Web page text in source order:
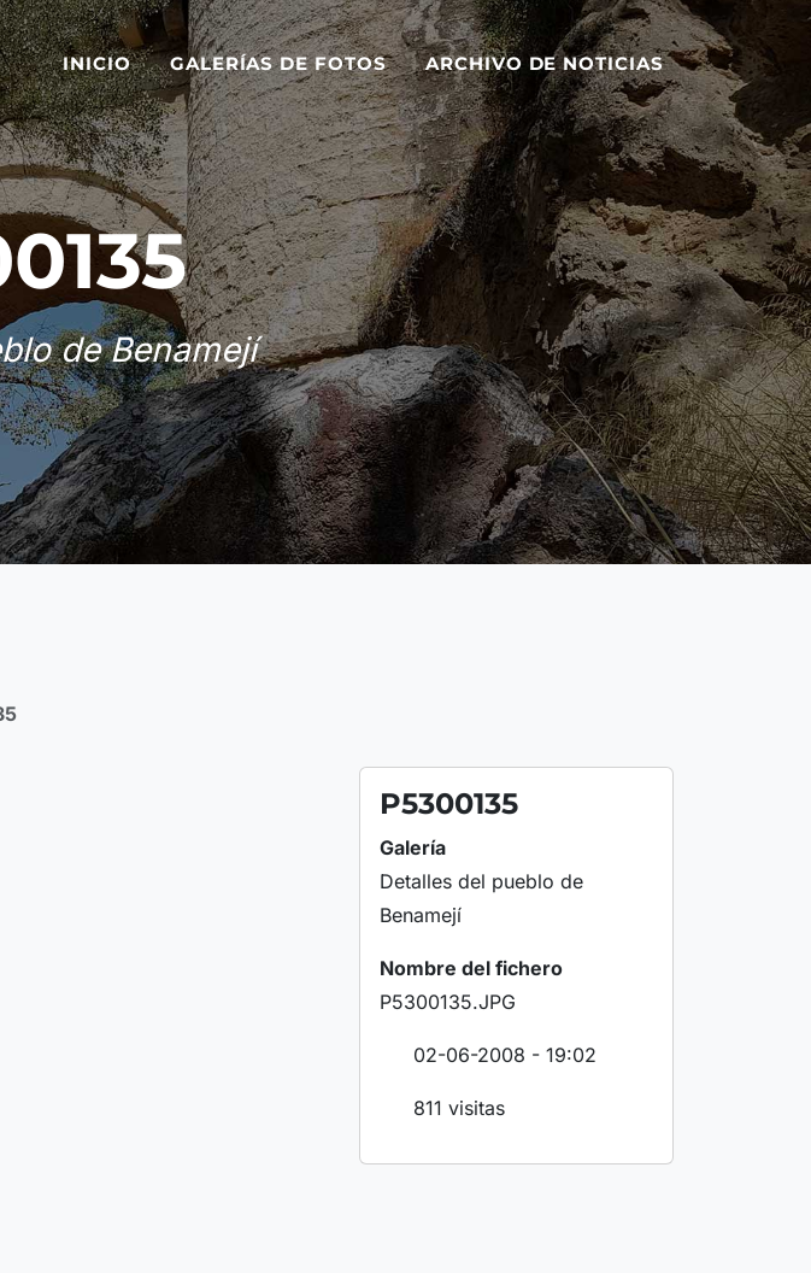
INICIO GALERÍAS DE FOTOS ARCHIVO DE NOTICIAS
de Benamejí
P5300135
Galería
Detalles del pueblo de
Benamejí
Nombre del fichero
P5300135.JPG
02-06-2008 - 19:02
811 visitas